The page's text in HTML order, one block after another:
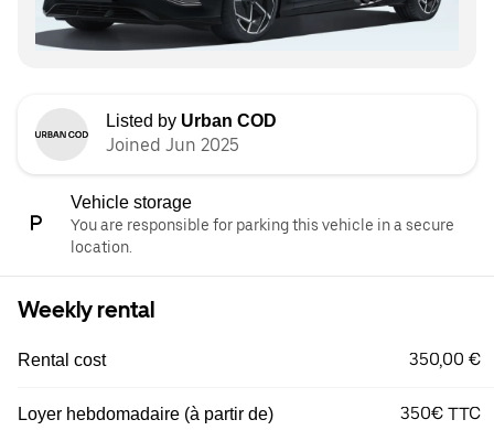
Listed by Urban COD
Joined Jun 2025
Vehicle storage
You are responsible for parking this vehicle in a secure
location.
Weekly rental
Rental cost 350,00 €
Loyer hebdomadaire (à partir de) 350€ TTC